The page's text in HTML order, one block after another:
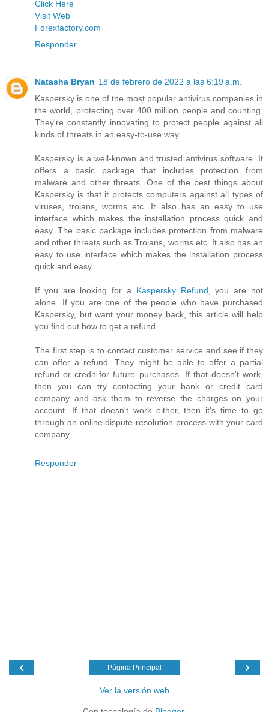
Click Here
Visit Web
Forexfactory.com
Responder
Natasha Bryan 18 de febrero de 2022 a las 6:19 a.m.
Kaspersky is one of the most popular antivirus companies in
the world, protecting over 400 million people and counting.
They're constantly innovating to protect people against all
kinds of threats in an easy-to-use way.
Kaspersky is a well-known and trusted antivirus software. It
offers a basic package that includes protection from
malware and other threats. One of the best things about
Kaspersky is that it protects computers against all types of
viruses, trojans, worms etc. It also has an easy to use
interface which makes the installation process quick and
easy. The basic package includes protection from malware
and other threats such as Trojans, worms etc. It also has an
easy to use interface which makes the installation process
quick and easy.
If you are looking for a Kaspersky Refund, you are not
alone. If you are one of the people who have purchased
Kaspersky, but want your money back, this article will help
you find out how to get a refund.
The first step is to contact customer service and see if they
can offer a refund. They might be able to offer a partial
refund or credit for future purchases. If that doesn't work,
then you can try contacting your bank or credit card
company and ask them to reverse the charges on your
account. If that doesn't work either, then it's time to go
through an online dispute resolution process with your card
company.
Responder
‹ ›
Página Principal
Ver la versión web